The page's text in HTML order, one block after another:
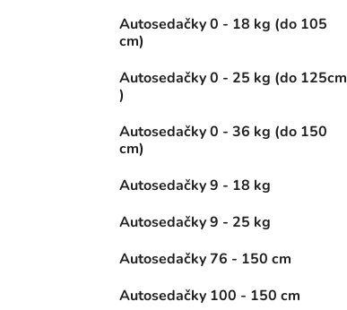
Autosedačky 0 - 18 kg (do 105
cm)
Autosedačky 0 - 25 kg (do 125cm
)
Autosedačky 0 - 36 kg (do 150
cm)
Autosedačky 9 - 18 kg
Autosedačky 9 - 25 kg
Autosedačky 76 - 150 cm
Autosedačky 100 - 150 cm